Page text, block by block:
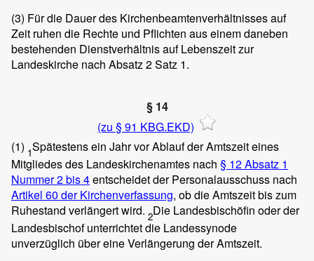
(3) Für die Dauer des Kirchenbeamtenverhältnisses auf
Zeit ruhen die Rechte und Pflichten aus einem daneben
bestehenden Dienstverhältnis auf Lebenszeit zur
Landeskirche nach Absatz 2 Satz 1.
§ 14
(zu § 91 KBG.EKD)
(1) 1Spätestens ein Jahr vor Ablauf der Amtszeit eines
Mitgliedes des Landeskirchenamtes nach § 12 Absatz 1
Nummer 2 bis 4entscheidet der Personalausschuss nach
Artikel 60 der Kirchenverfassung, ob die Amtszeit bis zum
Ruhestand verlängert wird. 2Die Landesbischöfin oder der
Landesbischof unterrichtet die Landessynode
unverzüglich über eine Verlängerung der Amtszeit.